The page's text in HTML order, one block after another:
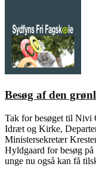
Besøg af den
Tak for besøget til Nivi
Idræt og Kirke,
Ministersekretær
Hyldgaard for besøg
unge nu også kan få